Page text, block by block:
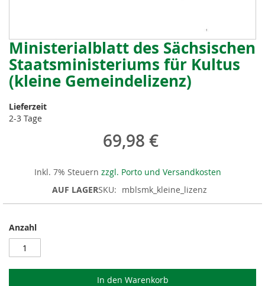
Ministerialblatt des Sächsischen
Staatsministeriums für Kultus
(kleine Gemeindelizenz)
Lieferzeit
2-3 Tage
69,98 €
Inkl. 7% Steuern zzgl. Porto und Versandkosten
AUF LAGERSKU mblsmk_kleine_lizenz
Anzahl
In den Warenkorb
Zum
Anfang
der
Bildergalerie
springen